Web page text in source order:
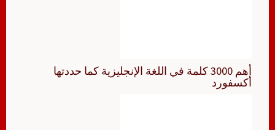
أهم 3000 كلمة في اللغة الإنجليزية كما حددتها
أكسفورد